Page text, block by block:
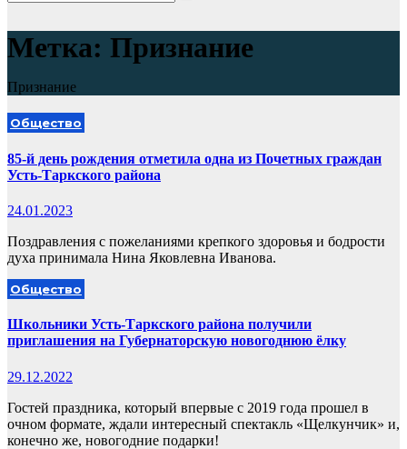
Метка: Признание
Признание
Общество
85-й день рождения отметила одна из Почетных граждан
Усть-Таркского района
24.01.2023
Поздравления с пожеланиями крепкого здоровья и бодрости
духа принимала Нина Яковлевна Иванова.
Общество
Школьники Усть-Таркского района получили
приглашения на Губернаторскую новогоднюю ёлку
29.12.2022
Гостей праздника, который впервые с 2019 года прошел в
очном формате, ждали интересный спектакль «Щелкунчик» и,
конечно же, новогодние подарки!